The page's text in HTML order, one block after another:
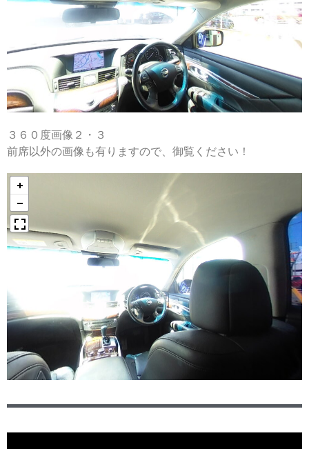
３６０度画像２・３
前席以外の画像も有りますので、御覧ください！